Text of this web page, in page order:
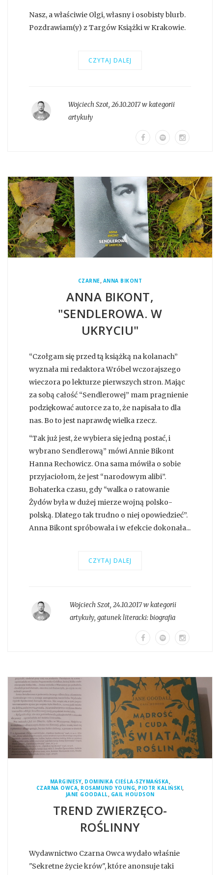
Nasz, a właściwie Olgi, własny i osobisty blurb.
Pozdrawiam(y) z Targów Książki w Krakowie.
CZYTAJ DALEJ
Wojciech Szot, 26.10.2017 w kategorii
artykuły
CZARNE, ANNA BIKONT
ANNA BIKONT,
"SENDLEROWA. W
UKRYCIU"
“Czołgam się przed tą książką na kolanach”
wyznała mi redaktora Wróbel wczorajszego
wieczora po lekturze pierwszych stron. Mając
za sobą całość “Sendlerowej” mam pragnienie
podziękować autorce za to, że napisała to dla
nas. Bo to jest naprawdę wielka rzecz.
“Tak już jest, że wybiera się jedną postać, i
wybrano Sendlerową” mówi Annie Bikont
Hanna Rechowicz. Ona sama mówiła o sobie
przyjaciołom, że jest “narodowym alibi”.
Bohaterka czasu, gdy “walka o ratowanie
Żydów była w dużej mierze wojną polsko-
polską. Dlatego tak trudno o niej opowiedzieć”.
Anna Bikont spróbowała i w efekcie dokonała...
CZYTAJ DALEJ
Wojciech Szot, 24.10.2017 w kategorii
artykuły, gatunek literacki:biografia
MARGINESY, DOMINIKA CIEŚLA-SZYMAŃSKA,
CZARNA OWCA, ROSAMUND YOUNG, PIOTR KALIŃSKI,
JANE GOODALL, GAIL HOUDSON
TREND ZWIERZĘCO-
ROŚLINNY
Wydawnictwo Czarna Owca wydało właśnie
"Sekretne życie krów", które anonsuje taki